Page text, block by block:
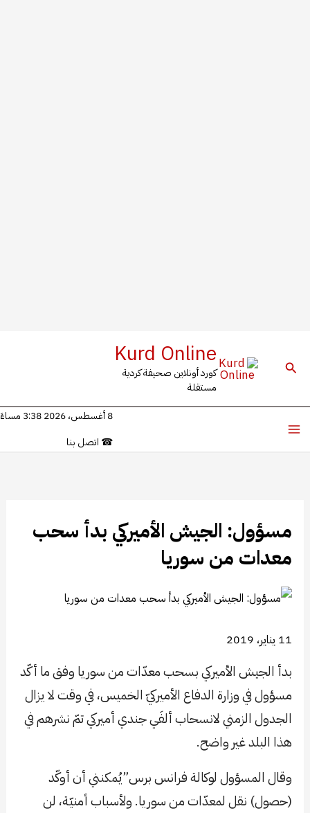
البحث Kurd Online
كورد أونلاين صحيفة كردية
مستقلة
8 أغسطس، 2026 3:38 مساءً
☎ اتصل بنا
مسؤول: الجيش الأميركي بدأ سحب
معدات من سوريا
11 يناير، 2019
بدأ الجيش الأميركي بسحب معدّات من سوريا وفق ما أكّد
مسؤول في وزارة الدفاع الأميركيّ الخميس، في وقت لا يزال
الجدول الزمني لانسحاب ألفَي جندي أميركي تمّ نشرهم في
هذا البلد غير واضح.
وقال المسؤول لوكالة فرانس برس”يُمكنني أن أوكّد
(حصول) نقل لمعدّات من سوريا. ولأسباب أمنيّة، لن